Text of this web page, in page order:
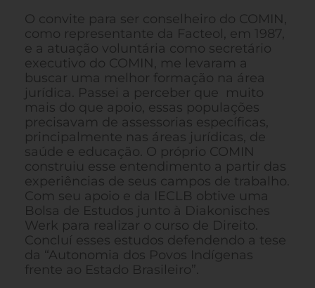
O convite para ser conselheiro do COMIN,
como representante da Facteol, em 1987,
e a atuação voluntária como secretário
executivo do COMIN, me levaram a
buscar uma melhor formação na área
jurídica. Passei a perceber que muito
mais do que apoio, essas populações
precisavam de assessorias específicas,
principalmente nas áreas jurídicas, de
saúde e educação. O próprio COMIN
construiu esse entendimento a partir das
experiências de seus campos de trabalho.
Com seu apoio e da IECLB obtive uma
Bolsa de Estudos junto à Diakonisches
Werk para realizar o curso de Direito.
Concluí esses estudos defendendo a tese
da “Autonomia dos Povos Indígenas
frente ao Estado Brasileiro”.